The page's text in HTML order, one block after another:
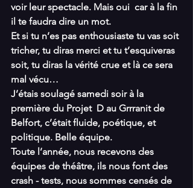
voir leur spectacle. Mais oui  car à la fin
il te faudra dire un mot.
Et si tu n’es pas enthousiaste tu vas soit
tricher, tu diras merci et tu t’esquiveras
soit, tu diras la vérité crue et là ce sera
mal vécu…
J’étais soulagé samedi soir à la
première du Projet  D au Grrranit de
Belfort, c’était fluide, poétique, et
politique. Belle équipe.
Toute l’année, nous recevons des
équipes de théâtre, ils nous font des
crash - tests, nous sommes censés de